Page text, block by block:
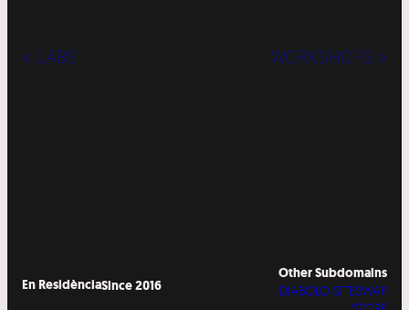
« LABS WORKSHOPS »
En ResidènciaSince 2016
Other Subdomains
DIABOLO SITESWAP